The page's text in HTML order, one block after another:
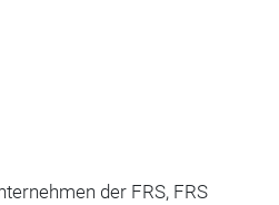
der FRS, FRS